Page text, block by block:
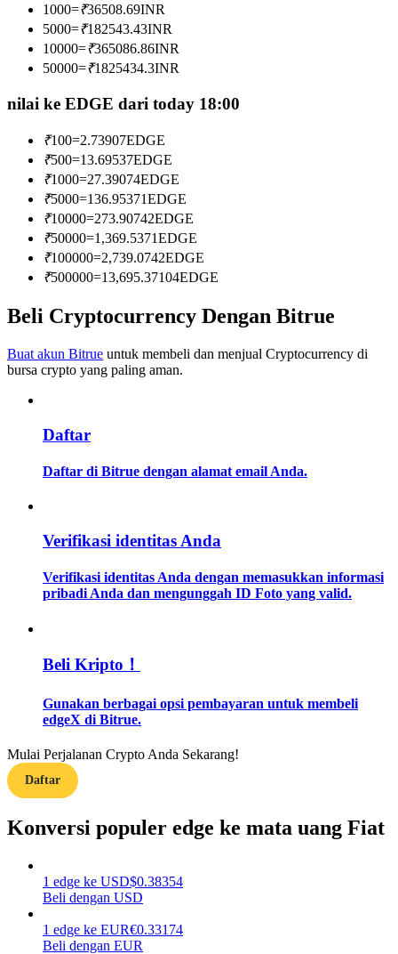
Nikmati pembagian keuntungan dan komisi copy trading
Informasi
Analisis data besar termasuk info perdagangan, dll.
Panduan Pemula Berjangka
Pelajari cara untuk tetap menghasilkan keuntungan
1000=₹36508.69INR
5000=₹182543.43INR
10000=₹365086.86INR
50000=₹1825434.3INR
nilai ke EDGE dari today 18:00
₹100=2.73907EDGE
₹500=13.69537EDGE
₹1000=27.39074EDGE
₹5000=136.95371EDGE
₹10000=273.90742EDGE
₹50000=1,369.5371EDGE
₹100000=2,739.0742EDGE
₹500000=13,695.37104EDGE
Beli Cryptocurrency Dengan Bitrue
Buat akun Bitrue untuk membeli dan menjual Cryptocurrency di
bursa crypto yang paling aman.
Daftar
Daftar di Bitrue dengan alamat email Anda.
Verifikasi identitas Anda
Verifikasi identitas Anda dengan memasukkan informasi
pribadi Anda dan mengunggah ID Foto yang valid.
Beli Kripto！
Gunakan berbagai opsi pembayaran untuk membeli
edgeX di Bitrue.
Mulai Perjalanan Crypto Anda Sekarang!
Daftar
Konversi populer edge ke mata uang Fiat
1 edge ke USD$0.38354
Beli dengan USD
1 edge ke EUR€0.33174
Beli dengan EUR